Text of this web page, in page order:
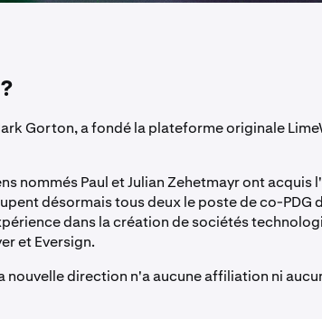
Gorton, a fondé la plateforme originale
nommés Paul et Julian Zehetmayr ont acquis
désormais tous deux le poste de co-PDG
dans la création de sociétés
et Eversign.
nouvelle direction n'a aucune affiliation ni